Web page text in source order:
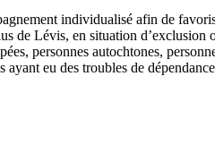
individualisé afin de
de Lévis, en situation
personnes autochtones,
ayant eu des troubles de